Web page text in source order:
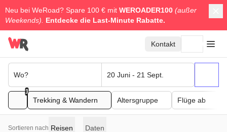
Neu bei WeRoad? Spare 100 € mit WEROADER100 (außer
Weekends).
Entdecke die Last-Minute Rabatte.
Kontakt
Wo? 20 Juni - 21 Sept.
1
Trekking & Wandern Altersgruppe Flüge ab
Sortieren nach Reisen Daten